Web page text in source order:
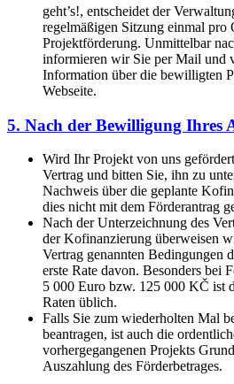
geht’s!, entscheidet der
regelmäßigen Sitzung einmal pro
Projektförderung. Unmittelbar
informieren wir Sie per Mail und
Information über die bewilligten
Webseite.
5. Nach der Bewilligung Ihres
Wird Ihr Projekt von uns
Vertrag und bitten Sie, ihn zu
Nachweis über die geplante
dies nicht mit dem Förderantrag
Nach der Unterzeichnung des
der Kofinanzierung überweisen
Vertrag genannten Bedingungen
erste Rate davon. Besonders bei
5 000 Euro bzw. 125 000 KČ ist
Raten üblich.
Falls Sie zum wiederholten Mal
beantragen, ist auch die
vorhergegangenen Projekts
Auszahlung des Förderbetrages.